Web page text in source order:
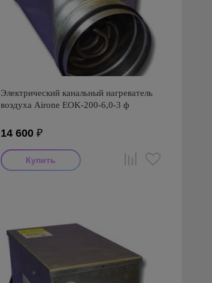
Электрический канальный нагреватель
воздуха Airone EOK-200-6,0-3 ф
14 600 ₽